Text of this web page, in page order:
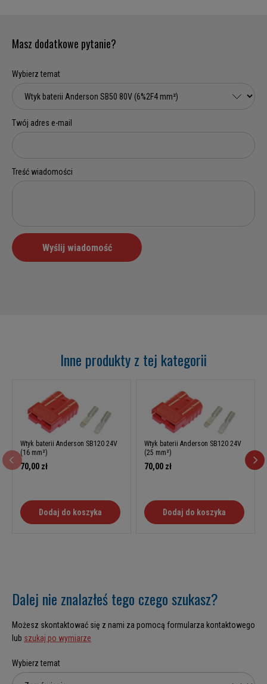
Masz dodatkowe pytanie?
Inne produkty z tej kategorii
Wtyk baterii Anderson SB120 24V
(16 mm²)
70,00 zł
Dodaj do koszyka
Wtyk baterii Anderson SB120 24V
(25 mm²)
70,00 zł
Dodaj do koszyka
Dalej nie znalazłeś tego czego szukasz?
Możesz skontaktować się z nami za pomocą formularza kontaktowego
lub szukaj po wymiarze